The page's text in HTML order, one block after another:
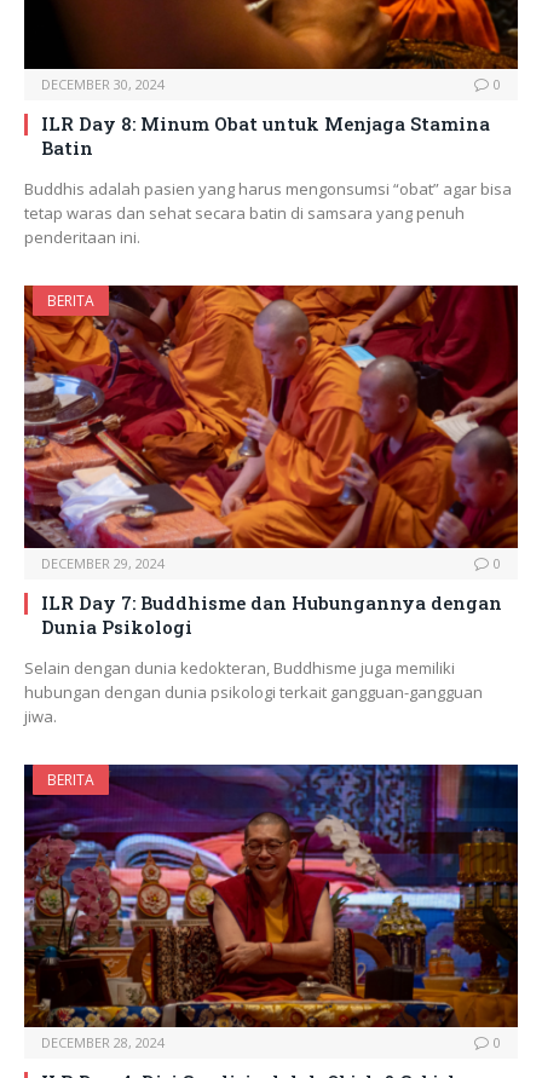
DECEMBER 30, 2024 0
ILR Day 8: Minum Obat untuk Menjaga Stamina
Batin
Buddhis adalah pasien yang harus mengonsumsi “obat” agar bisa
tetap waras dan sehat secara batin di samsara yang penuh
penderitaan ini.
BERITA
DECEMBER 29, 2024 0
ILR Day 7: Buddhisme dan Hubungannya dengan
Dunia Psikologi
Selain dengan dunia kedokteran, Buddhisme juga memiliki
hubungan dengan dunia psikologi terkait gangguan-gangguan
jiwa.
BERITA
DECEMBER 28, 2024 0